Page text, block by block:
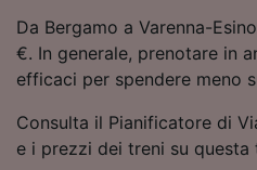
Da Bergamo a Varenna-
€. In generale, prenotare in
efficaci per spendere meno
Consulta il Pianificatore di
e i prezzi dei treni su